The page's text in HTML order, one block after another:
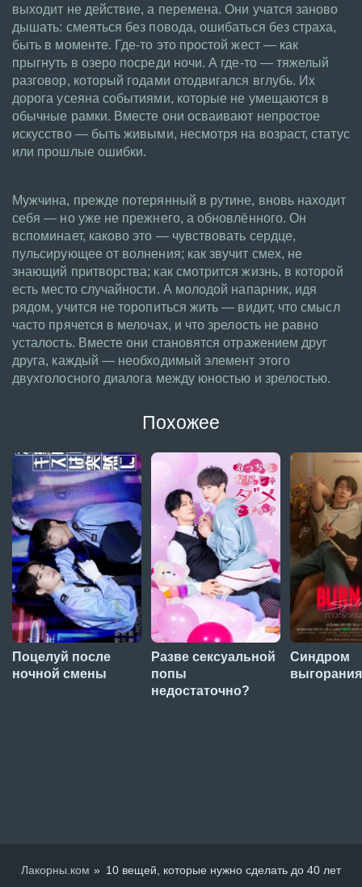
выходит не действие, а перемена. Они учатся заново
дышать: смеяться без повода, ошибаться без страха,
быть в моменте. Где-то это простой жест — как
прыгнуть в озеро посреди ночи. А где-то — тяжелый
разговор, который годами отодвигался вглубь. Их
дорога усеяна событиями, которые не умещаются в
обычные рамки. Вместе они осваивают непростое
искусство — быть живыми, несмотря на возраст, статус
или прошлые ошибки.
Мужчина, прежде потерянный в рутине, вновь находит
себя — но уже не прежнего, а обновлённого. Он
вспоминает, каково это — чувствовать сердце,
пульсирующее от волнения; как звучит смех, не
знающий притворства; как смотрится жизнь, в которой
есть место случайности. А молодой напарник, идя
рядом, учится не торопиться жить — видит, что смысл
часто прячется в мелочах, и что зрелость не равно
усталость. Вместе они становятся отражением друг
друга, каждый — необходимый элемент этого
двухголосного диалога между юностью и зрелостью.
Похожее
Поцелуй после
ночной смены
Разве сексуальной
попы
недостаточно?
Синдром
выгорания
Лакорны.ком 10 вещей, которые нужно сделать до 40 лет